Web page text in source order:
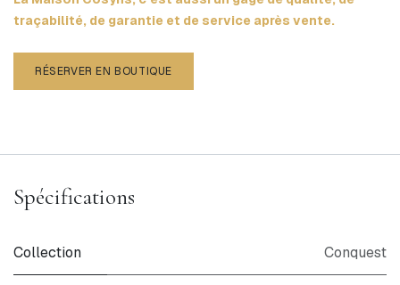
traçabilité, de garantie et de service après vente.
RÉSERVER EN BOUTIQUE
Spécifications
Collection Conquest